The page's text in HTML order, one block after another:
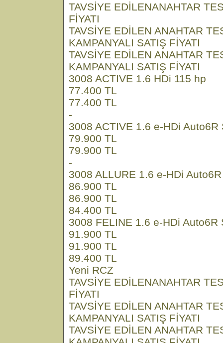
TAVSİYE EDİLENANAHTAR
FİYATI
TAVSİYE EDİLEN ANAHTAR
KAMPANYALI SATIŞ FİYATI
TAVSİYE EDİLEN ANAHTAR
KAMPANYALI SATIŞ FİYATI
3008 ACTIVE 1.6 HDi 115 hp
77.400 TL
77.400 TL
-
3008 ACTIVE 1.6 e-HDi Auto6R
79.900 TL
79.900 TL
-
3008 ALLURE 1.6 e-HDi
86.900 TL
86.900 TL
84.400 TL
3008 FELINE 1.6 e-HDi Auto6R
91.900 TL
91.900 TL
89.400 TL
Yeni RCZ
TAVSİYE EDİLENANAHTAR
FİYATI
TAVSİYE EDİLEN ANAHTAR
KAMPANYALI SATIŞ FİYATI
TAVSİYE EDİLEN ANAHTAR